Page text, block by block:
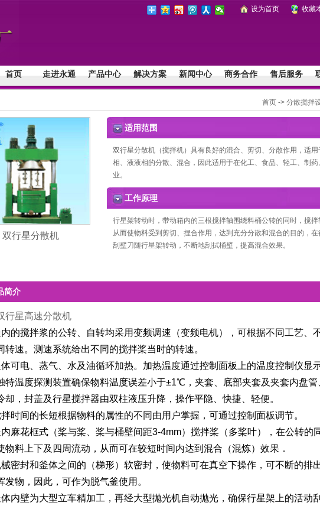
设为首页 收藏
首页 走进永通 产品中心 解决方案 新闻中心 商务合作 售后服务
首页 -> 分散搅拌
双行星分散机
适用范围
双行星分散机（搅拌机）具有良好的混合、剪切、分散作用，适用
相、液液相的分散、混合，因此适用于在化工、食品、轻工、制
业。
工作原理
行星架转动时，带动箱内的三根搅拌轴围绕料桶公转的同时，搅拌
从而使物料受到剪切、捏合作用，达到充分分散和混合的目的，
刮壁刀随行星架转动，不断地刮拭桶壁，提高混合效果。
简介
行星高速分散机
的搅拌浆的公转、自转均采用变频调速（变频电机），可根据不同工艺、
转速。测速系统给出不同的搅拌桨当时的转速。
可电、蒸气、水及油循环加热。加热温度通过控制面板上的温度控制仪显
特温度探测装置确保物料温度误差小于±1℃，夹套、底部夹套及夹套内盘
却 ， 封盖及行星搅拌器由双柱液压升降，操作平隐、快捷、轻便。
时间的长短根据物料的属性的不同由用户掌握，可通过控制面板调节。
麻花框式（桨与桨、桨与桶壁间距3-4mm）搅拌桨（多桨叶），在公转的
物料上下及四周流动，从而可在较短时间内达到混合（混炼）效果．
密封和釜体之间的（梯形）软密封，使物料可在真空下操作，可不断的排
发物，因此，可作为脱气釜使用。
内壁为大型立车精加工，再经大型抛光机自动抛光，确保行星架上的活动